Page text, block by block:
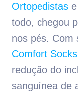
Ortopedistas e
todo, chegou
nos pés. Com
Comfort Socks
redução do
sanguínea de